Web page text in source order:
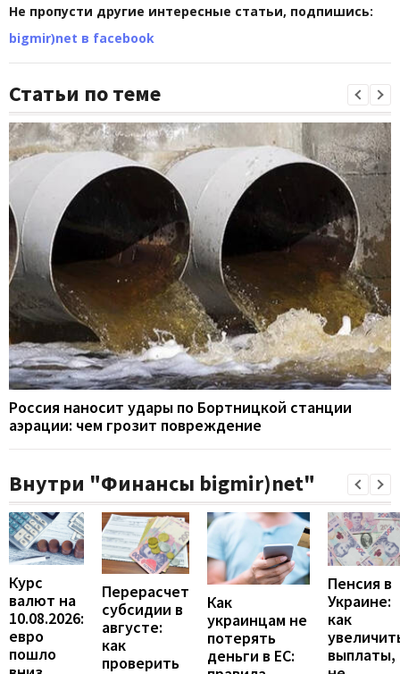
Не пропусти другие интересные статьи, подпишись:
bigmir)net в facebook
Статьи по теме
Россия наносит удары по Бортницкой станции
аэрации: чем грозит повреждение
Внутри "Финансы bigmir)net"
Курс
валют на
10.08.2026:
евро
пошло
Перерасчет
субсидии в
августе:
как
проверить
Как
украинцам не
потерять
деньги в ЕС:
Пенсия в
Украине:
как
выплаты,